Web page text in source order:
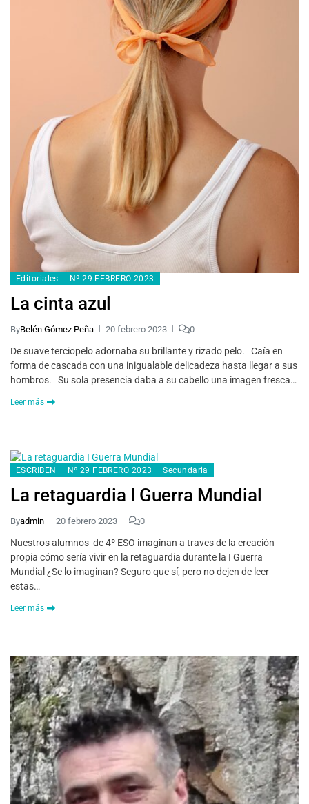
Editoriales Nº 29 FEBRERO 2023
La cinta azul
ByBelén Gómez Peña 20 febrero 2023 0
De suave terciopelo adornaba su brillante y rizado pelo. Caía en
forma de cascada con una inigualable delicadeza hasta llegar a sus
hombros. Su sola presencia daba a su cabello una imagen fresca…
Leer más
ESCRIBEN Nº 29 FEBRERO 2023 Secundaria
La retaguardia I Guerra Mundial
Byadmin 20 febrero 2023 0
Nuestros alumnos de 4º ESO imaginan a traves de la creación
propia cómo sería vivir en la retaguardia durante la I Guerra
Mundial ¿Se lo imaginan? Seguro que sí, pero no dejen de leer
estas…
Leer más